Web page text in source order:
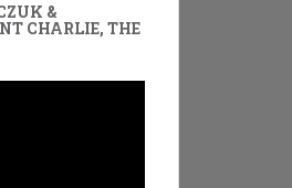
&
CHARLIE, THE